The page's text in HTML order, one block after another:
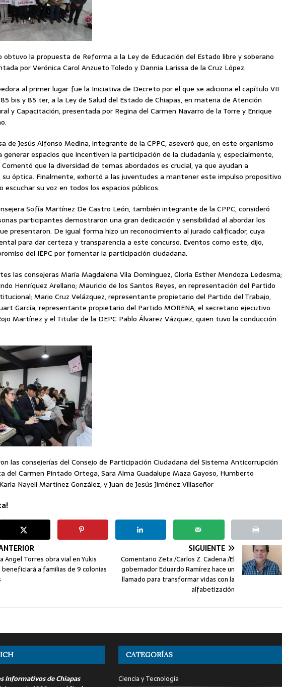
obtuvo la propuesta de Reforma a la Ley de Educación del Estado libre y soberano
por Verónica Carol Anzueto Toledo y Dannia Larissa de la Cruz López.
al primer lugar fue la Iniciativa de Decreto por el que se adiciona el capítulo VII
bis y 85 ter, a la Ley de Salud del Estado de Chiapas, en materia de Atención
y Capacitación, presentada por Regina del Carmen Navarro de la Torre y Enrique
de Jesús Alfonso Medina, integrante de la CPPC, aseveró que, en este organismo
generar espacios que incentiven la participación de la ciudadanía y, especialmente,
que la diversidad de temas abordados es crucial, ya que ayudan a
su óptica. Finalmente, exhortó a las juventudes a mantener este impulso propositivo
escuchar su voz en todos los espacios públicos.
Sofía Martínez De Castro León, también integrante de la CPPC, consideró
participantes demostraron una gran dedicación y sensibilidad al abordar los
presentaron. De igual forma hizo un reconocimiento al jurado calificador, cuya
para dar certeza y transparencia a este concurso. Eventos como este, dijo,
del IEPC por fomentar la participación ciudadana.
las consejeras María Magdalena Vila Domínguez, Gloria Esther Mendoza Ledesma;
Henríquez Arellano; Mauricio de los Santos Reyes, en representación del Partido
Mario Cruz Velázquez, representante propietario del Partido del Trabajo,
García, representante propietario del Partido MORENA; el secretario ejecutivo
Martínez y el Titular de la DEPC Pablo Álvarez Vázquez, quien tuvo la conducción
las consejerías del Consejo de Participación Ciudadana del Sistema Anticorrupción
del Carmen Pintado Ortega, Sara Alma Guadalupe Maza Gayoso, Humberto
Nayeli Martínez González, y Juan de Jesús Jiménez Villaseñor
Angel Torres obra vial en Yukis
beneficiará a familias de 9 colonias
SIGUIENTE
Comentario Zeta /Carlos Z. Cadena /El
gobernador Eduardo Ramírez hace un
llamado para transformar vidas con la
alfabetización
Informativos de Chiapas
CATEGORÍAS
Ciencia y Tecnología